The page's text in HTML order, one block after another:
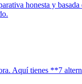
honesta y
Aquí tienes **7